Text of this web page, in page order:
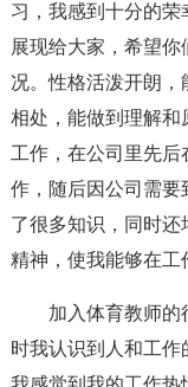
习，我感到十分的荣
展现给大家，希望
况。性格活泼开朗
相处，能做到理解
工作，在公司里先
作，随后因公司需要
了很多知识，同时
精神，使我能够在工
加入体育教师的
时我认识到人和工